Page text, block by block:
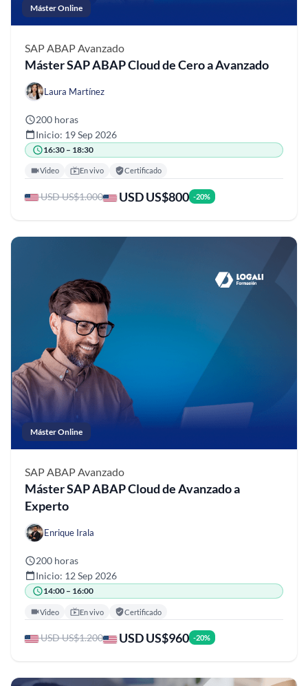
Máster Online
SAP ABAPAvanzado
Máster SAP ABAP Cloud de Cero a Avanzado
Laura Martínez
200 horas
Inicio: 19 Sep 2026
16:30 – 18:30
Video En vivo Certificado
USD US$1.000 USD US$800 -20%
Máster Online
SAP ABAPAvanzado
Máster SAP ABAP Cloud de Avanzado a
Experto
Enrique Irala
200 horas
Inicio: 12 Sep 2026
14:00 – 16:00
Video En vivo Certificado
USD US$1.200 USD US$960 -20%